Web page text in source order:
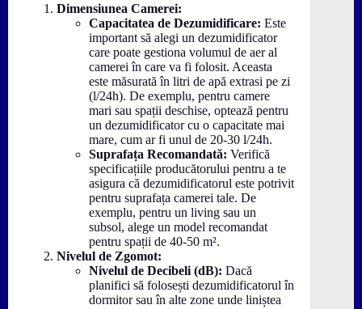
Dimensiunea Camerei:
Capacitatea de Dezumidificare: Este
important să alegi un dezumidificator
care poate gestiona volumul de aer al
camerei în care va fi folosit. Aceasta
este măsurată în litri de apă extrasi pe zi
(l/24h). De exemplu, pentru camere
mari sau spații deschise, optează pentru
un dezumidificator cu o capacitate mai
mare, cum ar fi unul de 20-30 l/24h.
Suprafața Recomandată: Verifică
specificațiile producătorului pentru a te
asigura că dezumidificatorul este potrivit
pentru suprafața camerei tale. De
exemplu, pentru un living sau un
subsol, alege un model recomandat
pentru spații de 40-50 m².
Nivelul de Zgomot:
Nivelul de Decibeli (dB): Dacă
planifici să folosești dezumidificatorul în
dormitor sau în alte zone unde liniștea